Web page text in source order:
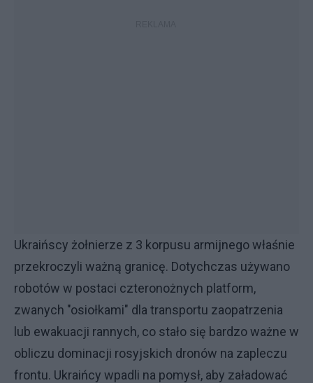
Ukraińscy żołnierze z 3 korpusu armijnego właśnie
przekroczyli ważną granicę. Dotychczas używano
robotów w postaci czteronożnych platform,
zwanych "osiołkami" dla transportu zaopatrzenia
lub ewakuacji rannych, co stało się bardzo ważne w
obliczu dominacji rosyjskich dronów na zapleczu
frontu. Ukraińcy wpadli na pomysł, aby załadować